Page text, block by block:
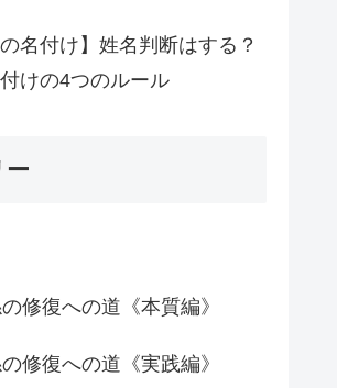
の名付け】姓名判断はする？
けの4つのルール
ー
修復への道《本質編》
修復への道《実践編》